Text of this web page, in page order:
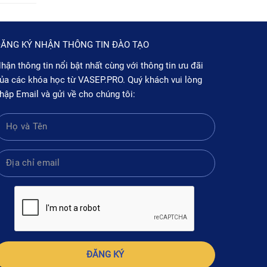
KÝ NHẬN THÔNG TIN ĐÀO TẠO
thông tin nổi bật nhất cùng với thông tin ưu đãi
các khóa học từ VASEP.PRO. Quý khách vui lòng
Email và gửi về cho chúng tôi:
ĐĂNG KÝ